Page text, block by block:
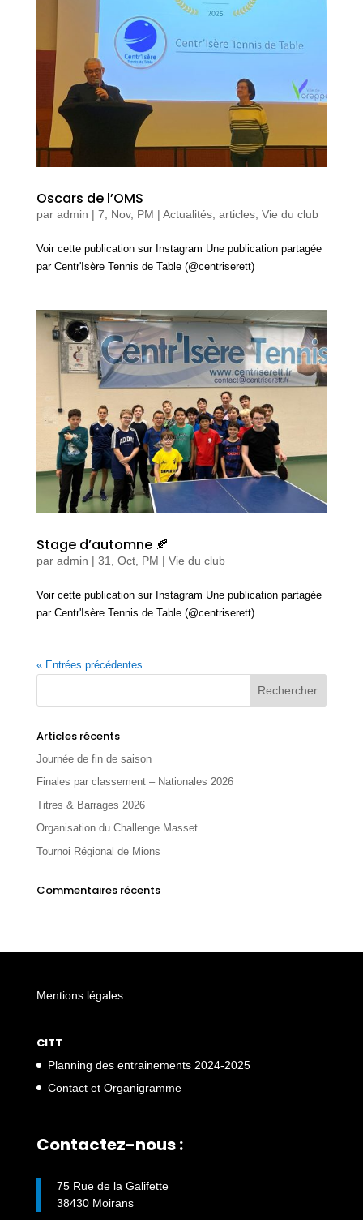
Oscars de l’OMS
par admin | 7, Nov, PM | Actualités, articles, Vie du club
Voir cette publication sur Instagram Une publication partagée
par Centr'Isère Tennis de Table (@centriserett)
Stage d’automne 🍂
par admin | 31, Oct, PM | Vie du club
Voir cette publication sur Instagram Une publication partagée
par Centr'Isère Tennis de Table (@centriserett)
« Entrées précédentes
Articles récents
Journée de fin de saison
Finales par classement – Nationales 2026
Titres & Barrages 2026
Organisation du Challenge Masset
Tournoi Régional de Mions
Commentaires récents
Mentions légales
CITT
Planning des entrainements 2024-2025
Contact et Organigramme
Contactez-nous :
75 Rue de la Galifette
38430 Moirans